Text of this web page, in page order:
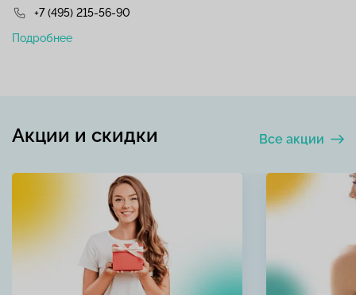
+7 (495) 215-56-90
Подробнее
Все акции
Акции и скидки